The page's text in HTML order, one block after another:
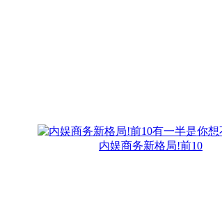
内娱商务新格局!前10